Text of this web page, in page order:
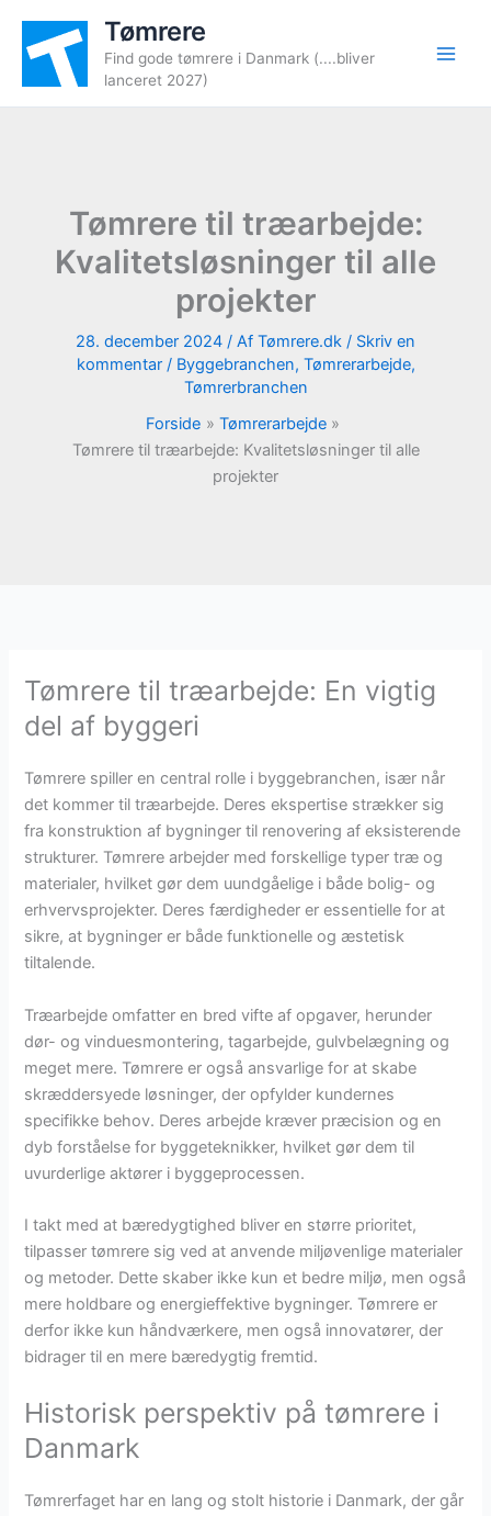
indholdet
Tømrere
Find gode tømrere i Danmark (....bliver
lanceret 2027)
Tømrere til træarbejde:
Kvalitetsløsninger til alle
projekter
28. december 2024 / Af Tømrere.dk / Skriv en
kommentar / Byggebranchen, Tømrerarbejde,
Tømrerbranchen
Forside
Tømrerarbejde
Tømrere til træarbejde: Kvalitetsløsninger til alle
projekter
Tømrere til træarbejde: En vigtig
del af byggeri
Tømrere spiller en central rolle i byggebranchen, især når
det kommer til træarbejde. Deres ekspertise strækker sig
fra konstruktion af bygninger til renovering af eksisterende
strukturer. Tømrere arbejder med forskellige typer træ og
materialer, hvilket gør dem uundgåelige i både bolig- og
erhvervsprojekter. Deres færdigheder er essentielle for at
sikre, at bygninger er både funktionelle og æstetisk
tiltalende.
Træarbejde omfatter en bred vifte af opgaver, herunder
dør- og vinduesmontering, tagarbejde, gulvbelægning og
meget mere. Tømrere er også ansvarlige for at skabe
skræddersyede løsninger, der opfylder kundernes
specifikke behov. Deres arbejde kræver præcision og en
dyb forståelse for byggeteknikker, hvilket gør dem til
uvurderlige aktører i byggeprocessen.
I takt med at bæredygtighed bliver en større prioritet,
tilpasser tømrere sig ved at anvende miljøvenlige materialer
og metoder. Dette skaber ikke kun et bedre miljø, men også
mere holdbare og energieffektive bygninger. Tømrere er
derfor ikke kun håndværkere, men også innovatører, der
bidrager til en mere bæredygtig fremtid.
Historisk perspektiv på tømrere i
Danmark
Tømrerfaget har en lang og stolt historie i Danmark, der går